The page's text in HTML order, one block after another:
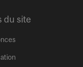
du site